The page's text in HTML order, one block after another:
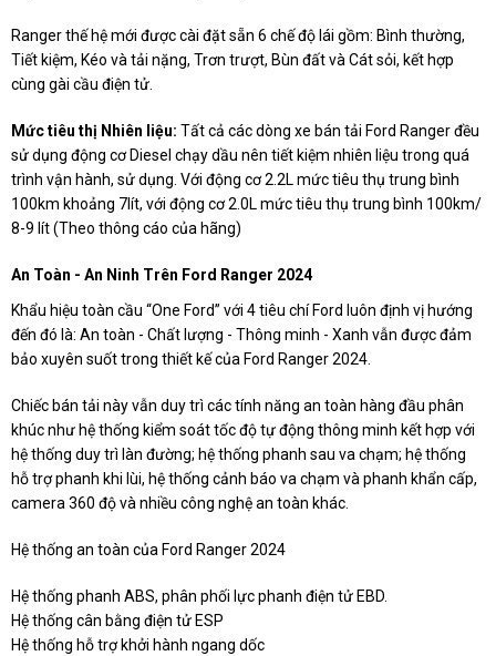
Ranger thế hệ mới được cài đặt sẵn 6 chế độ lái gồm: Bình thường,
Tiết kiệm, Kéo và tải nặng, Trơn trượt, Bùn đất và Cát sỏi, kết hợp
cùng gài cầu điện tử.
Mức tiêu thị Nhiên liệu: Tất cả các dòng xe bán tải Ford Ranger đều
sử dụng động cơ Diesel chạy dầu nên tiết kiệm nhiên liệu trong quá
trình vận hành, sử dụng. Với động cơ 2.2L mức tiêu thụ trung bình
100km khoảng 7lít, với động cơ 2.0L mức tiêu thụ trung bình 100km/
8-9 lít (Theo thông cáo của hãng)
An Toàn - An Ninh Trên Ford Ranger 2024
Khẩu hiệu toàn cầu “One Ford” với 4 tiêu chí Ford luôn định vị hướng
đến đó là: An toàn - Chất lượng - Thông minh - Xanh vẫn được đảm
bảo xuyên suốt trong thiết kế của Ford Ranger 2024.
Chiếc bán tải này vẫn duy trì các tính năng an toàn hàng đầu phân
khúc như hệ thống kiểm soát tốc độ tự động thông minh kết hợp với
hệ thống duy trì làn đường; hệ thống phanh sau va chạm; hệ thống
hỗ trợ phanh khi lùi, hệ thống cảnh báo va chạm và phanh khẩn cấp,
camera 360 độ và nhiều công nghệ an toàn khác.
Hệ thống an toàn của Ford Ranger 2024
Hệ thống phanh ABS, phân phối lực phanh điện tử EBD.
Hệ thống cân bằng điện tử ESP
Hệ thống hỗ trợ khởi hành ngang dốc